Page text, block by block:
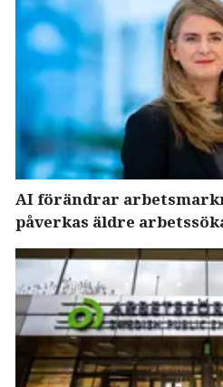
AI förändrar
påverkas äldre